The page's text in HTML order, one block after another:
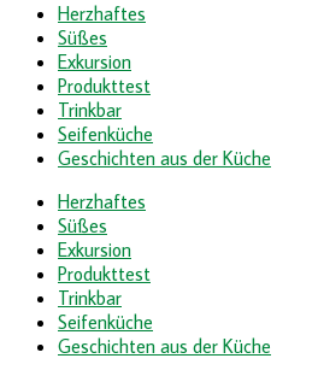
Herzhaftes
Süßes
Exkursion
Produkttest
Trinkbar
Seifenküche
Geschichten aus der Küche
Herzhaftes
Süßes
Exkursion
Produkttest
Trinkbar
Seifenküche
Geschichten aus der Küche